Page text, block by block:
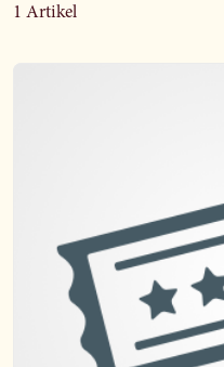
1 Artikel